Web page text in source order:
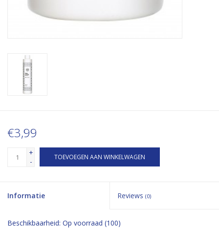
€3,99
+
-
TOEVOEGEN AAN WINKELWAGEN
Informatie Reviews (0)
Beschikbaarheid: Op voorraad (100)